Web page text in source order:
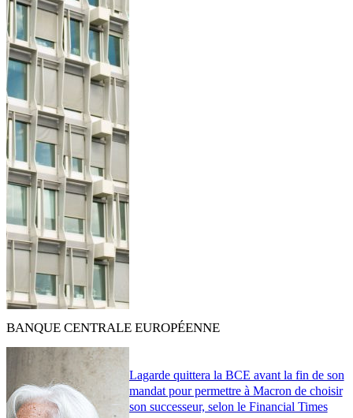
BANQUE CENTRALE EUROPÉENNE
Lagarde quittera la BCE avant la fin de son
mandat pour permettre à Macron de choisir
son successeur, selon le Financial Times